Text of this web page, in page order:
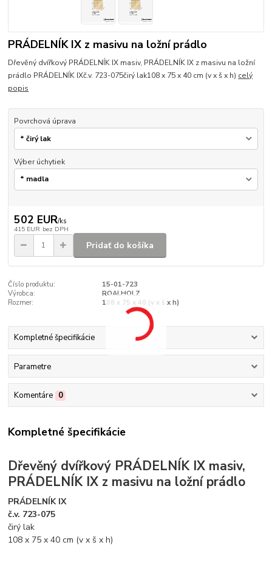
PRÁDELNÍK IX z masivu na ložní prádlo
Dřevěný dvířkový PRÁDELNÍK IX masiv, PRÁDELNÍK IX z masivu na ložní
prádlo PRÁDELNÍK IXč.v. 723-075čirý lak108 x 75 x 40 cm (v x š x h) celý
popis
Povrchová úprava
Výber úchytiek
502 EUR/ks
415 EUR bez DPH
Pridať do košíka
Číslo produktu:
15-01-723
Výrobca:
ROALHOLZ
Rozmer:
108 x 75 x 40 (v x š x h)
Kompletné špecifikácie
Parametre
Komentáre 0
Kompletné špecifikácie
Dřevěný dvířkový PRÁDELNÍK IX masiv,
PRÁDELNÍK IX z masivu na ložní prádlo
PRÁDELNÍK IX
č.v. 723-075
čirý lak
108 x 75 x 40 cm (v x š x h)